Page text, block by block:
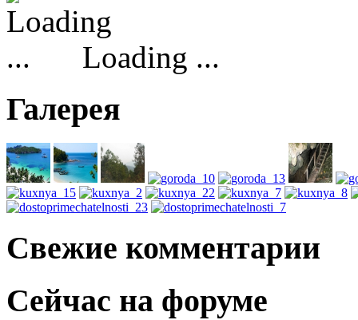
Loading ...
Галерея
Свежие комментарии
Сейчас на форуме